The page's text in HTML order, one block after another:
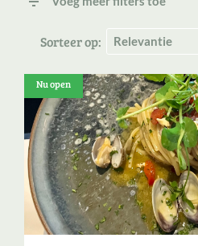
Sorteer op:
Nu open